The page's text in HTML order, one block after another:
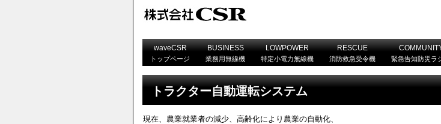
トラクター自動運転システム
現在、農業就業者の減少、高齢化により農業の自動化、
waveCSR
トップページ
BUSINESS
業務用無線機
LOWPOWER
特定小電力無線機
RESCUE
消防救急受令機 緊急告知防災ラ